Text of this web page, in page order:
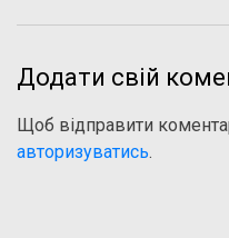
Додати свій
Щоб відправити
авторизуватись.